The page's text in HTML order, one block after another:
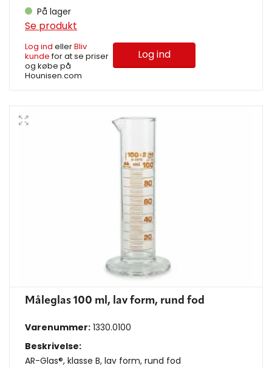
På lager
Se produkt
Log ind ellerBliv
kundefor at se priser
og købe på
Hounisen.com
Log ind
Måleglas 100 ml, lav form, rund fod
Varenummer: 1330.0100
Beskrivelse:
AR-Glas®, klasse B, lav form, rund fod